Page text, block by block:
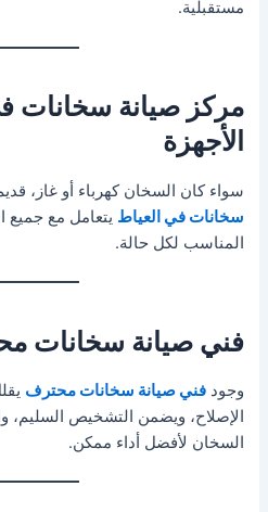
مستقبلية.
مركز صيانة سخانات
الأجهزة
سواء كان السخان كهرباء أو غاز،
سخانات في العياط يتعامل مع جميع
المناسب لكل حالة.
فني صيانة سخانات
وجودفني صيانة سخانات محترف
الإصلاح، ويضمن التشخيص السليم،
السخان لأفضل أداء ممكن.